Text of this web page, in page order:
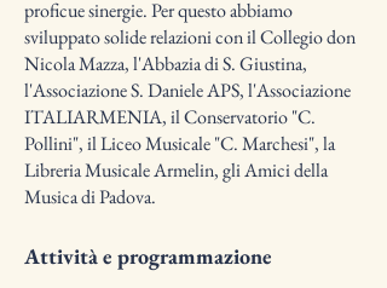
proficue sinergie. Per questo abbiamo
sviluppato solide relazioni con il Collegio don
Nicola Mazza, l'Abbazia di S. Giustina,
l'Associazione S. Daniele APS, l'Associazione
ITALIARMENIA, il Conservatorio "C.
Pollini", il Liceo Musicale "C. Marchesi", la
Libreria Musicale Armelin, gli Amici della
Musica di Padova.
Attività e programmazione